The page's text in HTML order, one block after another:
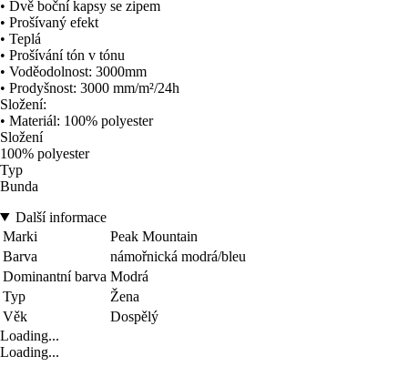
• Dvě boční kapsy se zipem
• Prošívaný efekt
• Teplá
• Prošívání tón v tónu
• Voděodolnost: 3000mm
• Prodyšnost: 3000 mm/m²/24h
Složení:
• Materiál: 100% polyester
Složení
100% polyester
Typ
Bunda
Další informace
Marki
Peak Mountain
Barva
námořnická modrá/bleu
Dominantní barva Modrá
Typ
Žena
Věk
Dospělý
Loading...
Loading...